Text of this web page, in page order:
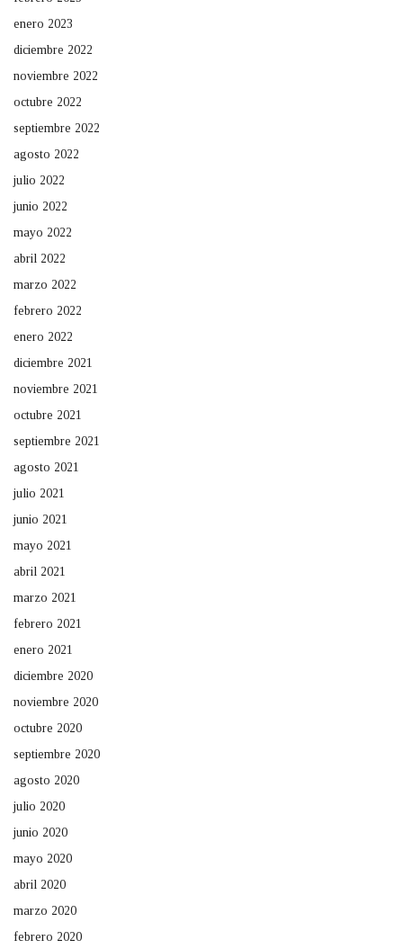
enero 2023
diciembre 2022
noviembre 2022
octubre 2022
septiembre 2022
agosto 2022
julio 2022
junio 2022
mayo 2022
abril 2022
marzo 2022
febrero 2022
enero 2022
diciembre 2021
noviembre 2021
octubre 2021
septiembre 2021
agosto 2021
julio 2021
junio 2021
mayo 2021
abril 2021
marzo 2021
febrero 2021
enero 2021
diciembre 2020
noviembre 2020
octubre 2020
septiembre 2020
agosto 2020
julio 2020
junio 2020
mayo 2020
abril 2020
marzo 2020
febrero 2020